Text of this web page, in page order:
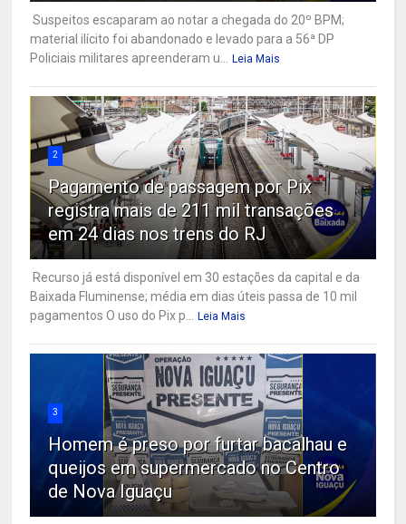
Suspeitos escaparam ao notar a chegada do 20º BPM;
material ilícito foi abandonado e levado para a 56ª DP
Policiais militares apreenderam u...
Leia Mais
2
Pagamento de passagem por Pix
registra mais de 211 mil transações
em 24 dias nos trens do RJ
Recurso já está disponível em 30 estações da capital e da
Baixada Fluminense; média em dias úteis passa de 10 mil
pagamentos O uso do Pix p...
Leia Mais
3
Homem é preso por furtar bacalhau e
queijos em supermercado no Centro
de Nova Iguaçu